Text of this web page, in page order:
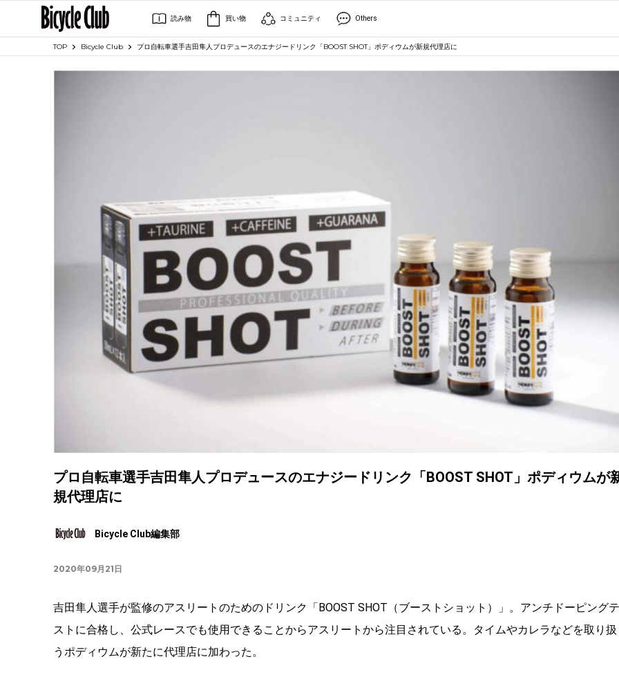
読み物 買い物 コミュニティ Others
TOP Bicycle Club プロ自転車選手吉田隼人プロデュースのエナジードリンク「BOOST SHOT」ポディウムが新規代理店に
プロ自転車選手吉田隼人プロデュースのエナジードリンク「BOOST SHOT」ポディウムが
規代理店に
Bicycle Club編集部
2020年09月21日
吉田隼人選手が監修のアスリートのためのドリンク「BOOST SHOT（ブーストショット）」。アンチドーピングテ
ストに合格し、公式レースでも使用 できることからアスリートから注目されている。タイムやカレラなどを取り扱
うポディウムが新たに代理店に加わった。